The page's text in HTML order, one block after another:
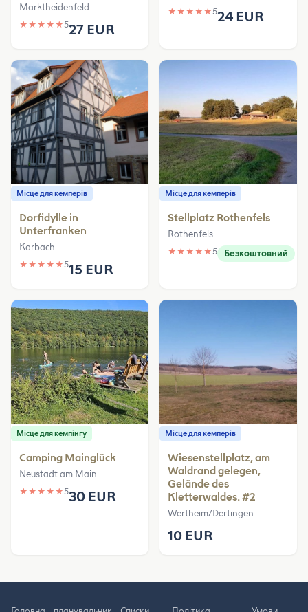
Marktheidenfeld
★ ★ ★ ★ ★527 EUR
★ ★ ★ ★ ★524 EUR
Місце для кемперів
Dorfidylle in
Unterfranken
Karbach
★ ★ ★ ★ ★515 EUR
Місце для кемперів
Stellplatz Rothenfels
Rothenfels
★ ★ ★ ★ ★5 Безкоштовний
Місце для кемпінгу
Camping Mainglück
Neustadt am Main
★ ★ ★ ★ ★530 EUR
Місце для кемперів
Wiesenstellplatz, am
Waldrand gelegen,
Gelände des
Kletterwaldes. #2
Wertheim/Dertingen
10 EUR